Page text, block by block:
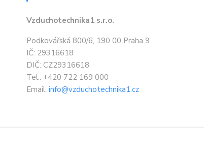
Vzduchotechnika1 s.r.o.
Podkovářská 800/6, 190 00 Praha 9
IČ: 29316618
DIČ: CZ29316618
Tel.: +420 722 169 000
Email: info@vzduchotechnika1.cz